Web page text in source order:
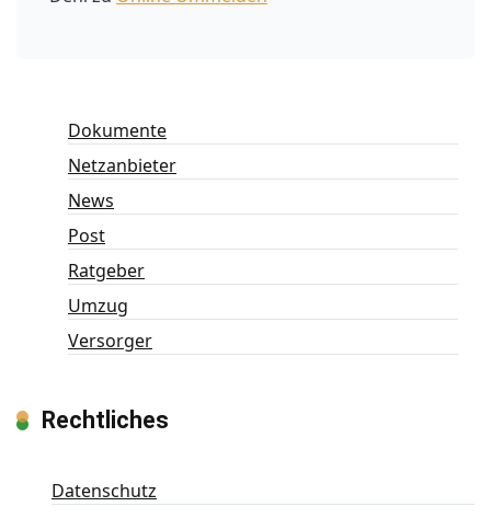
Dokumente
Netzanbieter
News
Post
Ratgeber
Umzug
Versorger
Rechtliches
Datenschutz